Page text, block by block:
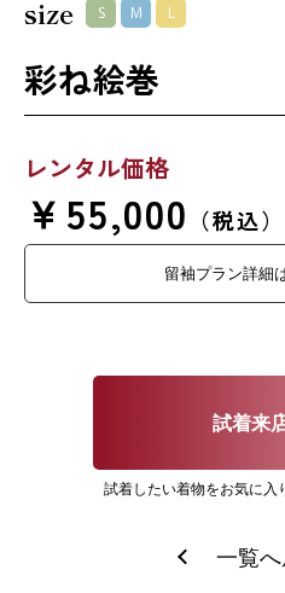
size S M L
彩ね絵巻
レンタル価格
￥55,000 （税込）
留袖プラン詳細
試着来
試着したい着物をお気に入
一覧